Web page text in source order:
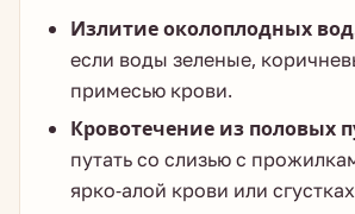
Излитие околоплодных
если воды зеленые,
примесью крови.
Кровотечение из половых
путать со слизью с
ярко-алой крови или